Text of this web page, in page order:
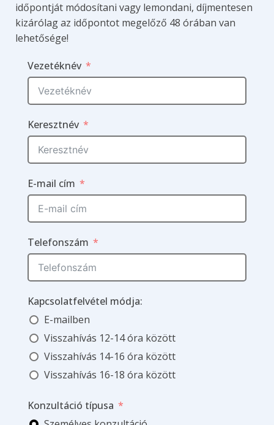
időpontját módosítani vagy lemondani, díjmentesen
kizárólag az időpontot megelőző 48 órában van
lehetősége!
Vezetéknév
Keresztnév
E-mail cím
Telefonszám
Kapcsolatfelvétel módja:
E-mailben
Visszahívás 12-14 óra között
Visszahívás 14-16 óra között
Visszahívás 16-18 óra között
Konzultáció típusa